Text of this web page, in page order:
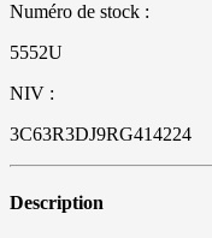
Numéro de stock :
5552U
NIV :
3C63R3DJ9RG414224
Description